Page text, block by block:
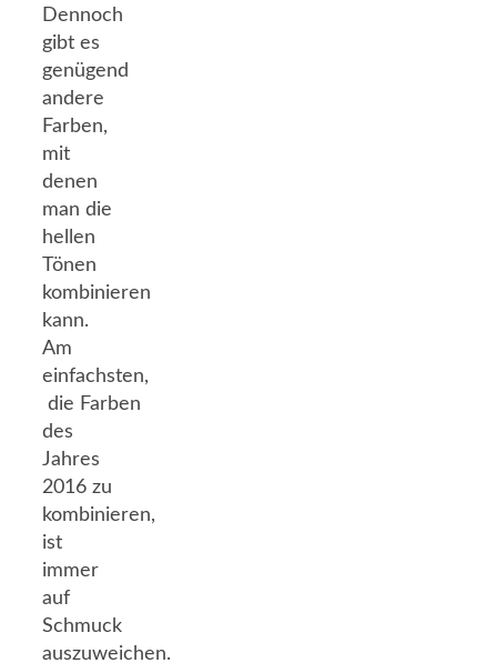
Dennoch
gibt es
genügend
andere
Farben,
mit
denen
man die
hellen
Tönen
kombinieren
kann.
Am
einfachsten,
die Farben
des
Jahres
2016 zu
kombinieren,
ist
immer
auf
Schmuck
auszuweichen.